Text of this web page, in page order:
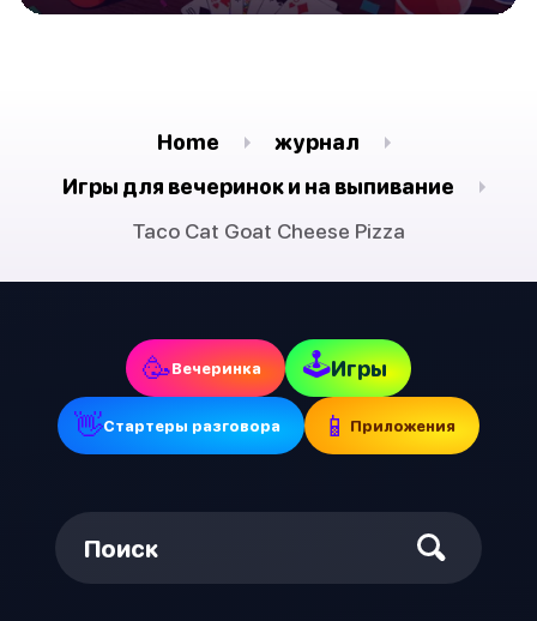
Home
журнал
Игры для вечеринок и на выпивание
Taco Cat Goat Cheese Pizza
🥳Вечеринка 🕹Игры
👋Стартеры разговора 📱 Приложения
Поиск